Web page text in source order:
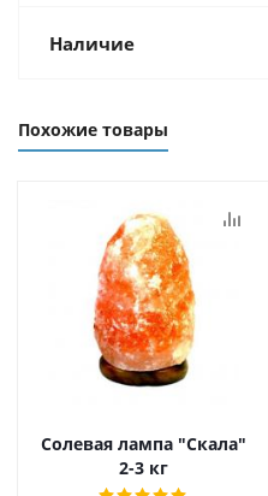
Наличие
Похожие товары
Солевая лампа "Скала"
2-3 кг